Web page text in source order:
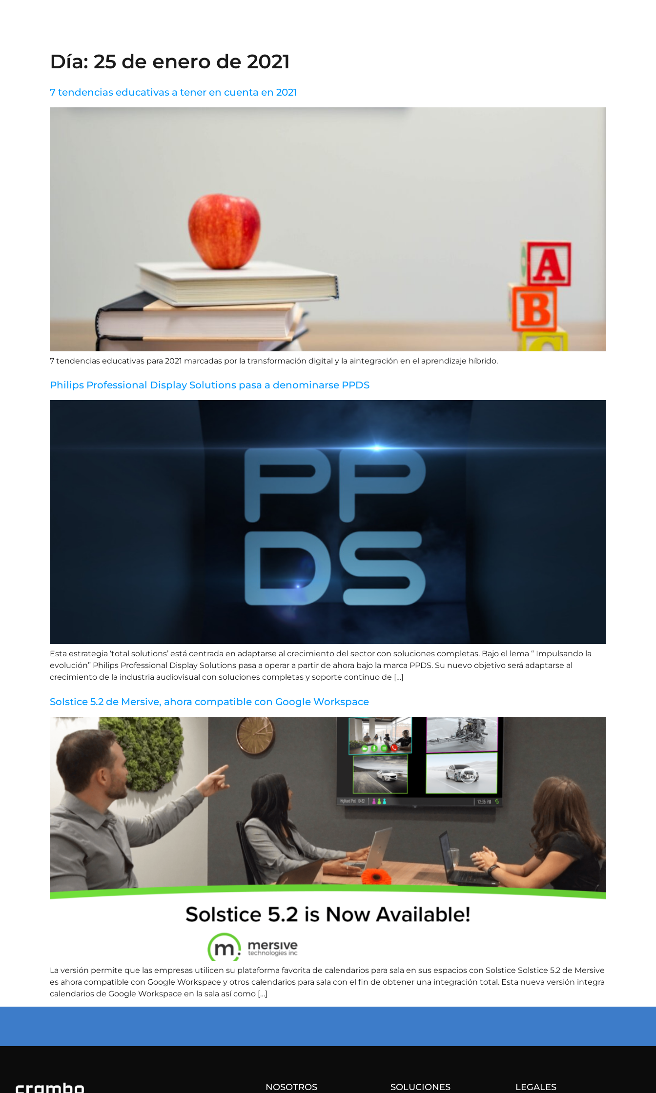
Día: 25 de enero de 2021
7 tendencias educativas a tener en cuenta en 2021
7 tendencias educativas para 2021 marcadas por la transformación digital y la aintegración en el aprendizaje híbrido.
Philips Professional Display Solutions pasa a denominarse PPDS
Esta estrategia ‘total solutions’ está centrada en adaptarse al crecimiento del sector con soluciones completas. Bajo el lema “ Impulsando la
evolución” Philips Professional Display Solutions pasa a operar a partir de ahora bajo la marca PPDS. Su nuevo objetivo será adaptarse al
crecimiento de la industria audiovisual con soluciones completas y soporte continuo de […]
Solstice 5.2 de Mersive, ahora compatible con Google Workspace
La versión permite que las empresas utilicen su plataforma favorita de calendarios para sala en sus espacios con Solstice Solstice 5.2 de Mersive
es ahora compatible con Google Workspace y otros calendarios para sala con el fin de obtener una integración total. Esta nueva versión integra
calendarios de Google Workspace en la sala así como […]
NOSOTROS SOLUCIONES LEGALES